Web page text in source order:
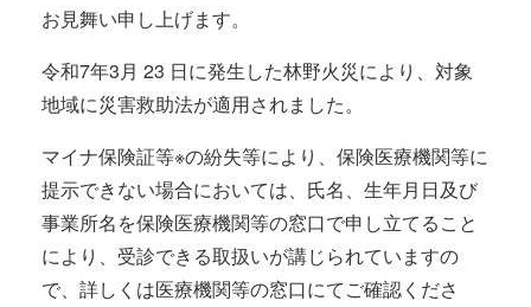
お見舞い申し上げます。
令和7年3月 23 日に発生した林野火災により、対象
地域に災害救助法が適用されました。
マイナ保険証等※の紛失等により、保険医療機関等に
提示できない場合においては、氏名、生年月日及び
事業所名を保険医療機関等の窓口で申し立てること
により、受診できる取扱いが講じられていますの
で、詳しくは医療機関等の窓口にてご確認くださ